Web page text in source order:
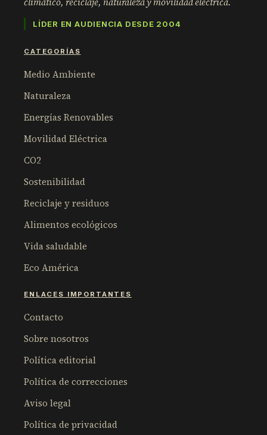
LÍDER EN AUDIENCIA DESDE 2004
CATEGORÍAS
Medio Ambiente
Naturaleza
Energías Renovables
Movilidad Eléctrica
CO2
Sostenibilidad
Reciclaje y residuos
Alimentos ecológicos
Vida saludable
Eco América
ENLACES IMPORTANTES
Contacto
Sobre nosotros
Política editorial
Política de correcciones
Aviso legal
Política de privacidad